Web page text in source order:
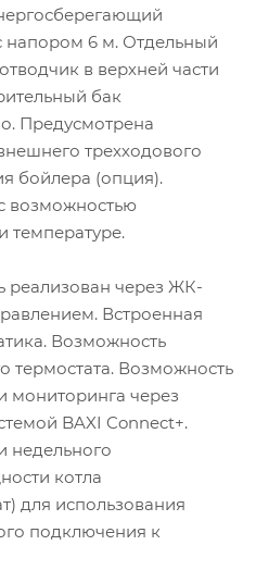
напором 6 м. Отдельный
в верхней части
бак
Предусмотрена
трехходового
бойлера (опция).
возможностью
температуре.
реализован через ЖК-
Встроенная
Возможность
термостата. Возможность
мониторинга через
BAXI Connect+.
недельного
котла
для использования
подключения к